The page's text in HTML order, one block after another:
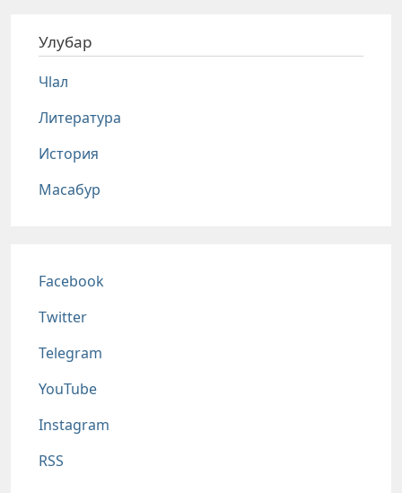
Улубар
Чlал
Литература
История
Масабур
Соц сети
Facebook
Twitter
Telegram
YouTube
Instagram
RSS